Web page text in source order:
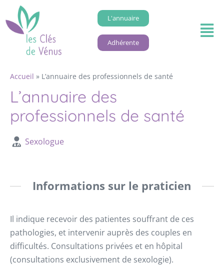
L'annuaire
Adhérente
Accueil » L’annuaire des professionnels de santé
L’annuaire des
professionnels de santé
Sexologue
Informations sur le praticien
Il indique recevoir des patientes souffrant de ces
pathologies, et intervenir auprès des couples en
difficultés. Consultations privées et en hôpital
(consultations exclusivement de sexologie).